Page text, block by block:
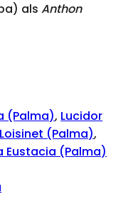
alsAnthon
(Palma), Lucidor
Loisinet (Palma),
Eustacia (Palma)